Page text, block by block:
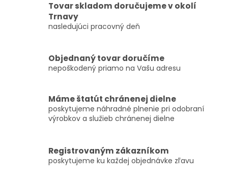
Tovar skladom doručujeme v okolí
Trnavy
nasledujúci pracovný deň
Objednaný tovar doručíme
nepoškodený priamo na Vašu adresu
Máme štatút chránenej dielne
poskytujeme náhradné plnenie pri odobraní
výrobkov a služieb chránenej dielne
Registrovaným zákazníkom
poskytujeme ku každej objednávke zľavu